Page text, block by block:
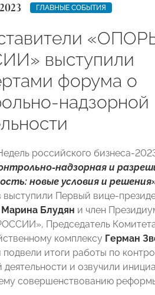
ГЛАВНЫЕ СОБЫТИЯ
выступили
форума о
надзорной
российского бизнеса-
надзорная и
новые условия и
выступили Первый вице-
Марина Блудян и член
Председатель
комплексу Герман
подвели итоги работы по
деятельности и озвучили
совершенствованию